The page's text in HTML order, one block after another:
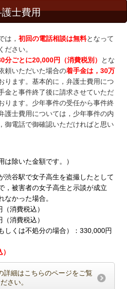
士費用
は， 初回の電話相談は無料となって
ださい。
分ごとに20,000円（消費税別）
とな
頼いただいた場合の着手金は，30万
ります。基本的に，弁護士費用につ
金と事件終了後に請求させていただ
ります。少年事件の受任から事件終
護士費用については，少年事件の内
御電話で御確認いただければと思い
は除いた金額です。）
谷駅で女子高生を盗撮したとして
，被害者の女子高生と示談が成立
なかった場合。
消費税込）
消費税込）
しくは不処分の場合）：330,000円
詳細はこちらのページをご覧
さい。